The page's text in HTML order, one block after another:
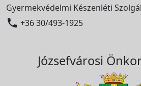
Gyermekvédelmi Készenléti
 +36 30/493-1925
Józsefvárosi